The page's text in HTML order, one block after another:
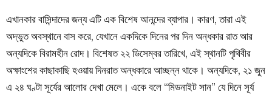
এখানকার বাসিন্দাদের জন্য এটি এক বিশেষ আনন্দের ব্যাপার। কারণ, তারা এই
অদ্ভুত অবস্থানে বাস করে, যেখানে একদিকে দিনের পর দিন অন্ধকার রাত আর
অন্যদিকে বিরামহীন রোদ। বিশেষত ২২ ডিসেম্বর তারিখে, এই স্থানটি পৃথিবীর
অক্ষাংশের কাছাকাছি হওয়ায় দিনরাত অন্ধকারে আচ্ছন্ন থাকে। অন্যদিকে, ২১ জুন
এ ২৪ ঘণ্টা সূর্যের আলোর দেখা মেলে। একে বলে “মিডনাইট সান” যে দিনে সূর্য